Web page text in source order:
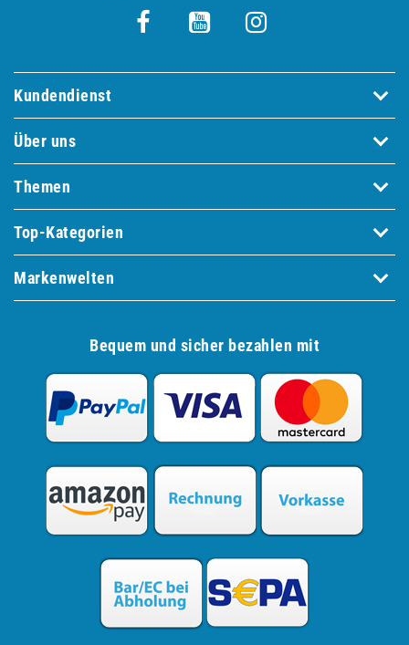
Kundendienst
Über uns
Themen
Top-Kategorien
Markenwelten
Bequem und sicher bezahlen mit